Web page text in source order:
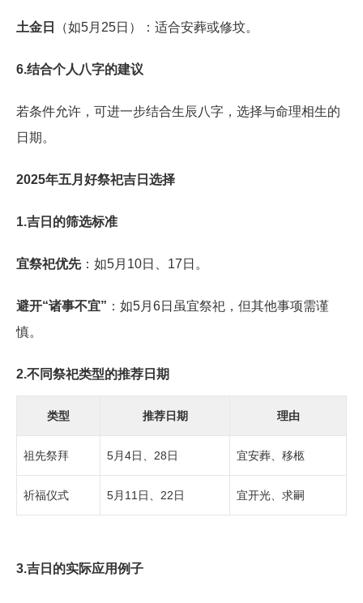
土金日 （如5月25日）：适合安葬或修坟。
6.结合个人八字的建议
若条件允许，可进一步结合生辰八字，选择与命理相生的
日期。
2025年五月好祭祀吉日选择
1.吉日的筛选标准
宜祭祀优先：如5月10日、17日。
避开“诸事不宜” ：如5月6日虽宜祭祀，但其他事项需谨
慎。
2.不同祭祀类型的推荐日期
类型 推荐日期 理由
祖先祭拜 5月4日、28日 宜安葬、移柩
祈福仪式 5月11日、22日 宜开光、求嗣
3.吉日的实际应用例子